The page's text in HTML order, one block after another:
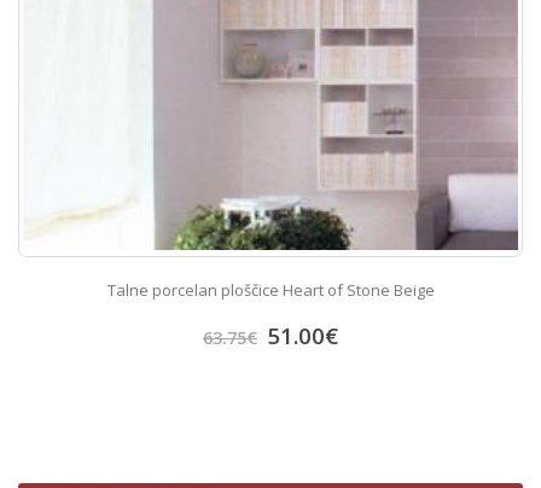
Talne porcelan ploščice Heart of Stone Beige
63.75€ 51.00€